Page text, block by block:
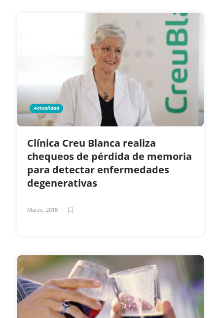
Actualidad
Clínica Creu Blanca realiza
chequeos de pérdida de memoria
para detectar enfermedades
degenerativas
Marzo, 2018